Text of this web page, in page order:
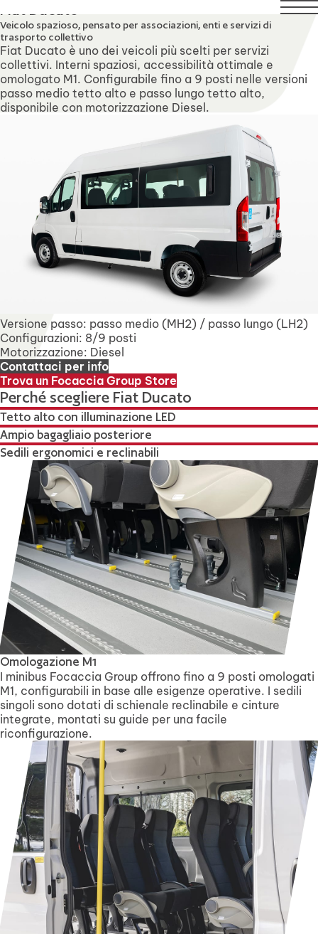
compresi. Il servizio di assistenza tecnica rimarrà
Fiat Ducato
Veicolo spazioso, pensato per associazioni, enti e servizi di
trasporto collettivo
Fiat Ducato è uno dei veicoli più scelti per servizi
collettivi. Interni spaziosi, accessibilità ottimale e
omologato M1. Configurabile fino a 9 posti nelle versioni
passo medio tetto alto e passo lungo tetto alto,
disponibile con motorizzazione Diesel.
Versione passo: passo medio (MH2) / passo lungo (LH2)
Configurazioni: 8/9 posti
Motorizzazione: Diesel
Contattaci per info
Trova un Focaccia Group Store
Perché scegliere Fiat Ducato
Tetto alto con illuminazione LED
Ampio bagagliaio posteriore
Sedili ergonomici e reclinabili
Omologazione M1
I minibus Focaccia Group offrono fino a 9 posti omologati
M1, configurabili in base alle esigenze operative. I sedili
singoli sono dotati di schienale reclinabile e cinture
integrate, montati su guide per una facile
riconfigurazione.